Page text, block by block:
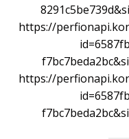
https://
https://